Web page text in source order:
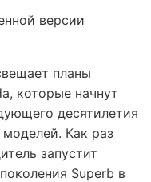
версии
планы
которые начнут
десятилетия
Как раз
запустит
Superb в